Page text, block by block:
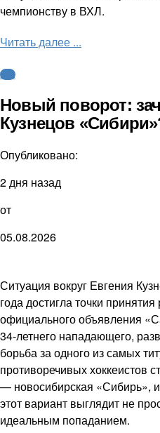
чемпионству в ВХЛ.
Читать далее ...
КХЛ
Новый поворот:
Кузнецов
Опубликовано:
2 дня назад
от
05.08.2026
Ситуация вокруг Евгения
года достигла точки
официального объявления
34-летнего нападающего,
борьба за одного из самых
противоречивых хоккеистов
— новосибирская «Сибирь»,
этот вариант выглядит не
идеальным попаданием.